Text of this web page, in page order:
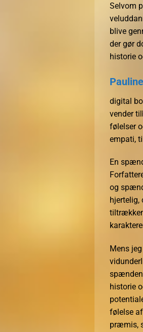
Selvom
blive
der gør
historie
digital
vender
følelser
empati,
En
og
hjertelig,
Mens
historie
følelse
præmis,